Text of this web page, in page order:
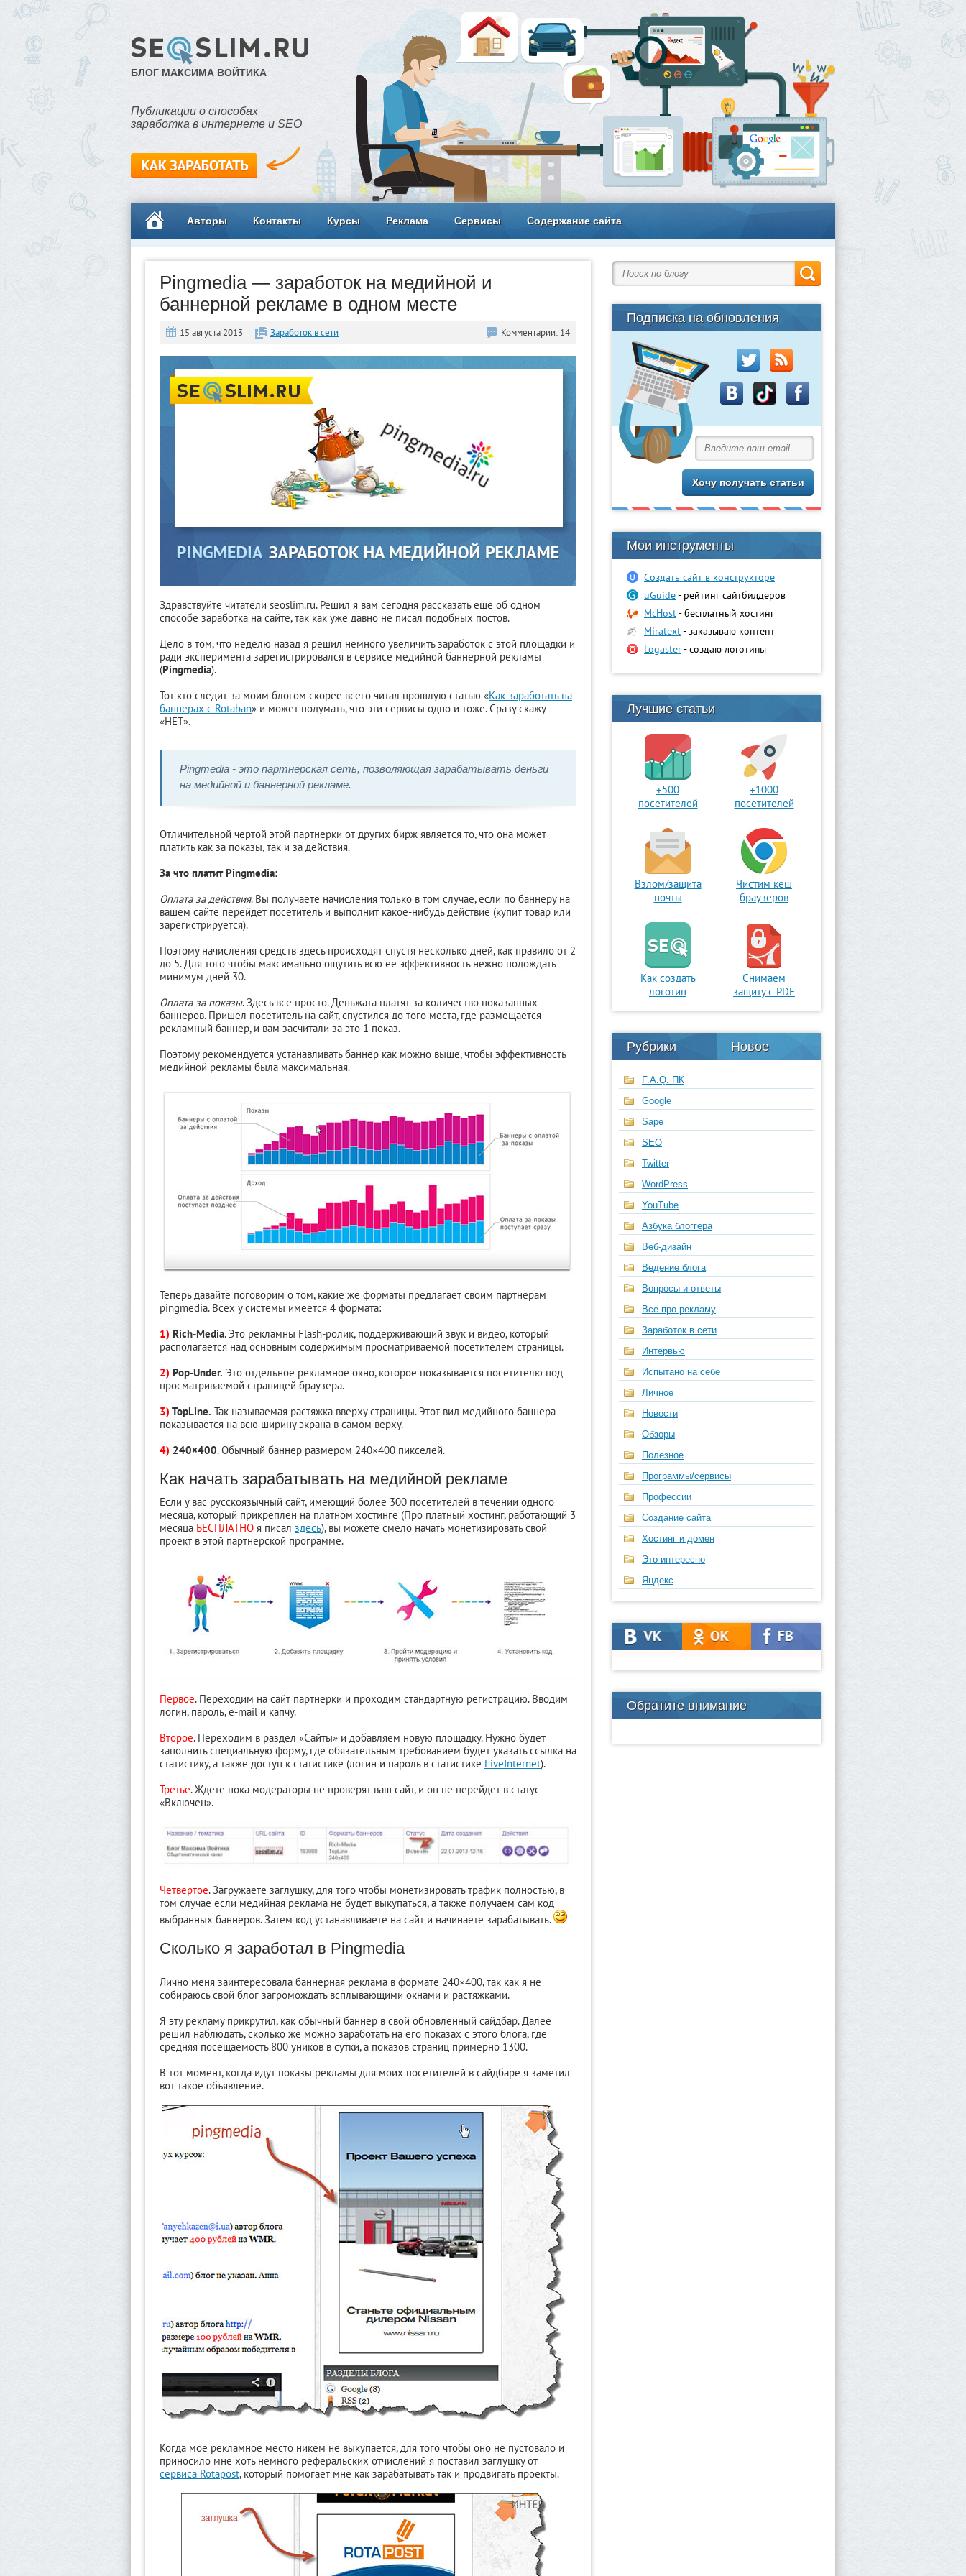
БЛОГ МАКСИМА ВОЙТИКА
Публикации о способах
заработка в интернете и SEO
Авторы Контакты Курсы Реклама Сервисы Содержание сайта
Pingmedia — заработок на медийной и
баннерной рекламе в одном месте
15 августа 2013 Заработок в сети Комментарии: 14
Здравствуйте читатели seoslim.ru. Решил я вам сегодня рассказать еще об одном
способе заработка на сайте, так как уже давно не писал подобных постов.
Дело в том, что неделю назад я решил немного увеличить заработок с этой площадки и
ради эксперимента зарегистрировался в сервисе медийной баннерной рекламы
(Pingmedia).
Тот кто следит за моим блогом скорее всего читал прошлую статью «Как заработать на
баннерах c Rotaban» и может подумать, что эти сервисы одно и тоже. Сразу скажу —
«НЕТ».
Pingmedia - это партнерская сеть, позволяющая зарабатывать деньги
на медийной и баннерной рекламе.
Отличительной чертой этой партнерки от других бирж является то, что она может
платить как за показы, так и за действия.
За что платит Pingmedia:
Оплата за действия. Вы получаете начисления только в том случае, если по баннеру на
вашем сайте перейдет посетитель и выполнит какое-нибудь действие (купит товар или
зарегистрируется).
Поэтому начисления средств здесь происходят спустя несколько дней, как правило от 2
до 5. Для того чтобы максимально ощутить всю ее эффективность нежно подождать
минимум дней 30.
Оплата за показы. Здесь все просто. Деньжата платят за количество показанных
баннеров. Пришел посетитель на сайт, спустился до того места, где размещается
рекламный баннер, и вам засчитали за это 1 показ.
Поэтому рекомендуется устанавливать баннер как можно выше, чтобы эффективность
медийной рекламы была максимальная.
Теперь давайте поговорим о том, какие же форматы предлагает своим партнерам
pingmedia. Всех у системы имеется 4 формата:
1) Rich-Media. Это рекламны Flash-ролик, поддерживающий звук и видео, который
располагается над основным содержимым просматриваемой посетителем страницы.
2) Pop-Under. Это отдельное рекламное окно, которое показывается посетителю под
просматриваемой страницей браузера.
3) TopLine. Так называемая растяжка вверху страницы. Этот вид медийного баннера
показывается на всю ширину экрана в самом верху.
4) 240×400. Обычный баннер размером 240×400 пикселей.
Как начать зарабатывать на медийной рекламе
Если у вас русскоязычный сайт, имеющий более 300 посетителей в течении одного
месяца, который прикреплен на платном хостинге (Про платный хостинг, работающий 3
месяца БЕСПЛАТНО я писал здесь), вы можете смело начать монетизировать свой
проект в этой партнерской программе.
Первое. Переходим на сайт партнерки и проходим стандартную регистрацию. Вводим
логин, пароль, e-mail и капчу.
Второе. Переходим в раздел «Сайты» и добавляем новую площадку. Нужно будет
заполнить специальную форму, где обязательным требованием будет указать ссылка на
статистику, а также доступ к статистике (логин и пароль в статистике LiveInternet).
Третье. Ждете пока модераторы не проверят ваш сайт, и он не перейдет в статус
«Включен».
Четвертое. Загружаете заглушку, для того чтобы монетизировать трафик полностью, в
том случае если медийная реклама не будет выкупаться, а также получаем сам код
выбранных баннеров. Затем код устанавливаете на сайт и начинаете зарабатывать.
Сколько я заработал в Pingmedia
Лично меня заинтересовала баннерная реклама в формате 240×400, так как я не
собираюсь свой блог загромождать всплывающими окнами и растяжками.
Я эту рекламу прикрутил, как обычный баннер в свой обновленный сайдбар. Далее
решил наблюдать, сколько же можно заработать на его показах с этого блога, где
средняя посещаемость 800 уников в сутки, а показов страниц примерно 1300.
В тот момент, когда идут показы рекламы для моих посетителей в сайдбаре я заметил
вот такое объявление.
Когда мое рекламное место никем не выкупается, для того чтобы оно не пустовало и
приносило мне хоть немного реферальских отчислений я поставил заглушку от
сервиса Rotapost, который помогает мне как зарабатывать так и продвигать проекты.
Подписка на обновления
Мои инструменты
Создать сайт в конструкторе
uGuidе- рейтинг сайтбилдеров
McHost- бесплатный хостинг
Miratext- заказываю контент
Logaster- создаю логотипы
Лучшие статьи
+500
посетителей
+1000
посетителей
Взлом/защита
почты
Чистим кеш
браузеров
Как создать
логотип
Снимаем
защиту с PDF
Рубрики Новое
F.A.Q. ПК
Google
Sape
SEO
Twitter
WordPress
YouTube
Азбука блоггера
Веб-дизайн
Ведение блога
Вопросы и ответы
Все про рекламу
Заработок в сети
Интервью
Испытано на себе
Личное
Новости
Обзоры
Полезное
Программы/сервисы
Профессии
Создание сайта
Хостинг и домен
Это интересно
Яндекс
Обратите внимание